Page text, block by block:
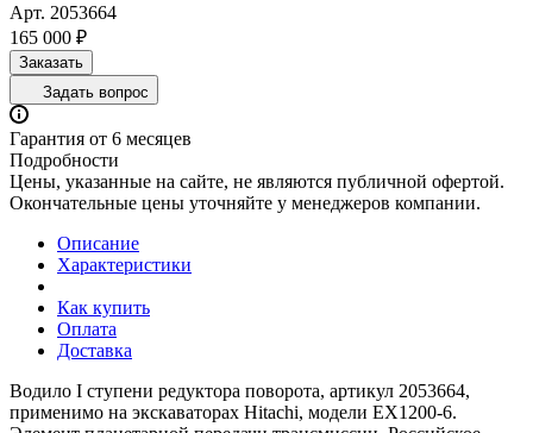
Арт. 2053664
165 000 ₽
Заказать
Задать вопрос
Гарантия от 6 месяцев
Подробности
Цены, указанные на сайте, не являются публичной офертой.
Окончательные цены уточняйте у менеджеров компании.
Описание
Характеристики
Как купить
Оплата
Доставка
Водило I ступени редуктора поворота, артикул 2053664,
применимо на экскаваторах Hitachi, модели EX1200-6.